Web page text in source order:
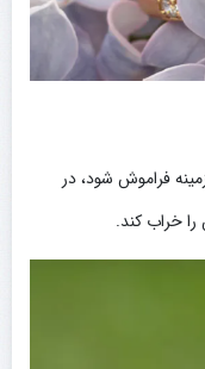
فراموش شود، در
خراب کند.